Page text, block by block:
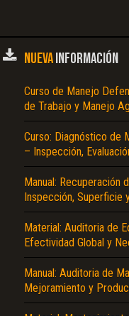
NUEVAINFORMACIÓN
Curso de Manejo
de Trabajo y Manejo
Curso: Diagnóstico de
– Inspección,
Manual: Recuperación
Inspección, Superficie
Material: Auditoria de
Efectividad Global y
Manual: Auditoria de
Mejoramiento y